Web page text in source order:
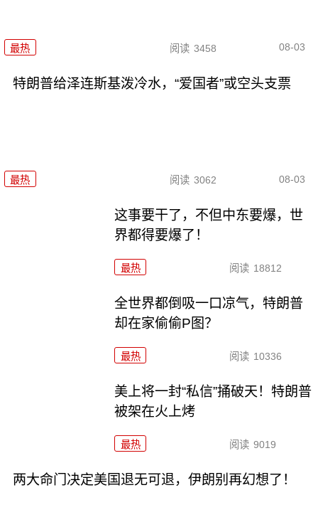
最热 阅读 3458 08-03
特朗普给泽连斯基泼冷水，“爱国者”或空头支票
最热 阅读 3062 08-03
这事要干了，不但中东要爆，世
界都得要爆了！
最热 阅读 18812
全世界都倒吸一口凉气，特朗普
却在家偷偷P图？
最热 阅读 10336
美上将一封“私信”捅破天！特朗普
被架在火上烤
最热 阅读 9019
两大命门决定美国退无可退，伊朗别再幻想了！